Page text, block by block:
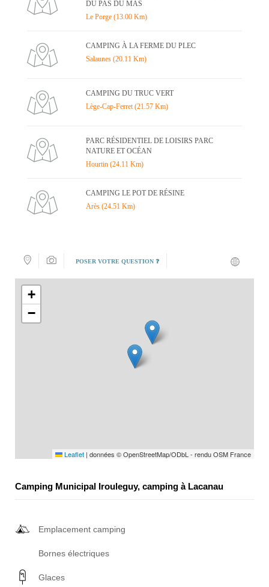
DU PAS DU MAS
Le Porge (13.00 Km)
CAMPING À LA FERME DU PLEC
Salaunes (20.11 Km)
CAMPING DU TRUC VERT
Lège-Cap-Ferret (21.57 Km)
PARC RÉSIDENTIEL DE LOISIRS PARC
NATURE ET OCÉAN
Hourtin (24.11 Km)
CAMPING LE POT DE RÉSINE
Arès (24.51 Km)
POSER VOTRE QUESTION ❓
+
−
Leaflet | données © OpenStreetMap/ODbL - rendu OSM France
Camping Municipal Irouleguy, camping à Lacanau
Emplacement camping
Bornes électriques
Glaces